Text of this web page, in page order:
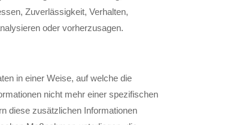
Zuverlässigkeit, Verhalten,
oder vorherzusagen.
in einer Weise, auf welche die
nicht mehr einer spezifischen
diese zusätzlichen Informationen